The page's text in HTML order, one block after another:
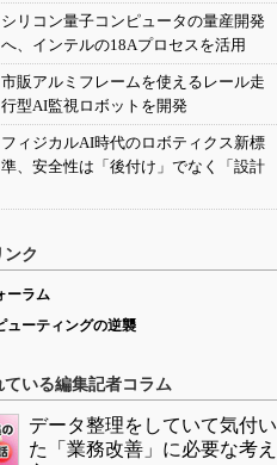
シリコン量子コンピュータの量産開発
へ、インテルの18Aプロセスを活用
市販アルミフレームを使えるレール走
行型AI監視ロボットを開発
フィジカルAI時代のロボティクス新標
準、安全性は「後付け」でなく「設計
ンク
ーラム
ューティングの逆襲
ている編集記者コラム
データ整理をしていて気付い
た「業務改善」に必要な考え